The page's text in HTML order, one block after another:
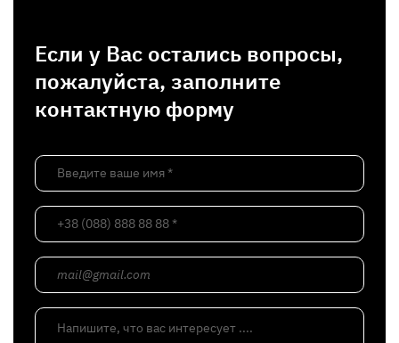
Если у Вас остались вопросы,
пожалуйста, заполните
контактную форму
Введите ваше имя *
+38 (088) 888 88 88 *
mail@gmail.com
Напишите, что вас интересует ....